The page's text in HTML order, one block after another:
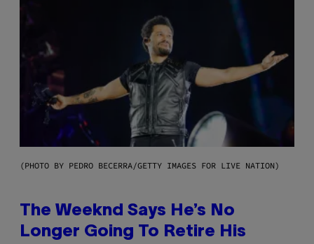
(PHOTO BY PEDRO BECERRA/GETTY IMAGES FOR LIVE NATION)
The Weeknd Says He’s No
Longer Going To Retire His